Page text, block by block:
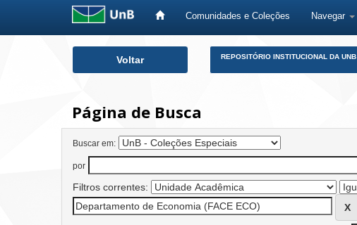
Comunidades e Coleções Navegar
Voltar REPOSITÓRIO INSTITUCIONAL DA UNB
Página de Busca
Buscar em:
por
Filtros correntes: